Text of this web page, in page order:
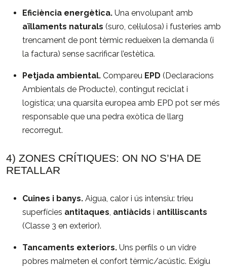
Eficiència energètica. Una envolupant amb
aïllaments naturals (suro, cel·lulosa) i fusteries amb
trencament de pont tèrmic redueixen la demanda (i
la factura) sense sacrificar l’estètica.
Petjada ambiental. Compareu EPD (Declaracions
Ambientals de Producte), contingut reciclat i
logística; una quarsita europea amb EPD pot ser més
responsable que una pedra exòtica de llarg
recorregut.
4) ZONES CRÍTIQUES: ON NO S’HA DE
RETALLAR
Cuines i banys. Aigua, calor i ús intensiu: trieu
superfícies antitaques, antiàcids i antilliscants
(Classe 3 en exterior).
Tancaments exteriors. Uns perfils o un vidre
pobres malmeten el confort tèrmic/acústic. Exigiu